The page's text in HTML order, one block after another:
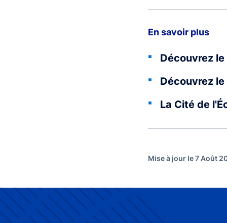
En savoir plus
Découvrez
Découvrez
La Cité de
Mise à jour le 7 Août